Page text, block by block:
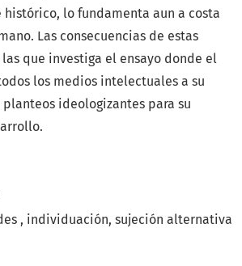
individuación sujeción alternativa
lo fundamenta aun a costa
Las consecuencias de estas
que investiga el ensayo donde el
los medios intelectuales a su
ideologizantes para su